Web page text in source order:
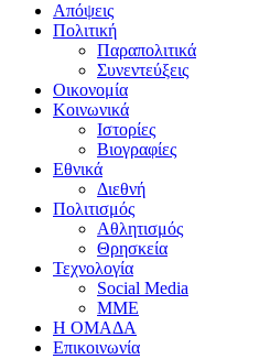
Απόψεις
Πολιτική
Παραπολιτικά
Συνεντεύξεις
Οικονομία
Κοινωνικά
Ιστορίες
Βιογραφίες
Εθνικά
Διεθνή
Πολιτισμός
Αθλητισμός
Θρησκεία
Τεχνολογία
Social Media
ΜΜΕ
Η ΟΜΑΔΑ
Επικοινωνία